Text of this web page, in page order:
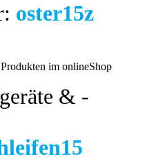
oster15z
im onlineShop
& -